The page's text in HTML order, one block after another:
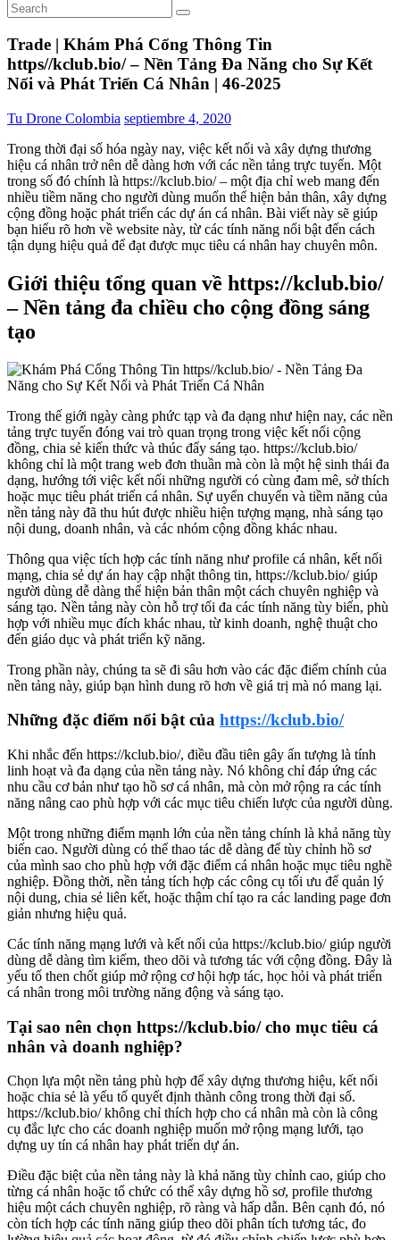
Trade | Khám Phá Cổng Thông Tin
https//kclub.bio/ – Nền Tảng Đa Năng cho Sự Kết
Nối và Phát Triển Cá Nhân | 46-2025
Tu Drone Colombia septiembre 4, 2020
Trong thời đại số hóa ngày nay, việc kết nối và xây dựng thương
hiệu cá nhân trở nên dễ dàng hơn với các nền tảng trực tuyến. Một
trong số đó chính là https://kclub.bio/ – một địa chỉ web mang đến
nhiều tiềm năng cho người dùng muốn thể hiện bản thân, xây dựng
cộng đồng hoặc phát triển các dự án cá nhân. Bài viết này sẽ giúp
bạn hiểu rõ hơn về website này, từ các tính năng nổi bật đến cách
tận dụng hiệu quả để đạt được mục tiêu cá nhân hay chuyên môn.
Giới thiệu tổng quan về https://kclub.bio/
– Nền tảng đa chiều cho cộng đồng sáng
tạo
Trong thế giới ngày càng phức tạp và đa dạng như hiện nay, các nền
tảng trực tuyến đóng vai trò quan trọng trong việc kết nối cộng
đồng, chia sẻ kiến thức và thúc đẩy sáng tạo. https://kclub.bio/
không chỉ là một trang web đơn thuần mà còn là một hệ sinh thái đa
dạng, hướng tới việc kết nối những người có cùng đam mê, sở thích
hoặc mục tiêu phát triển cá nhân. Sự uyển chuyển và tiềm năng của
nền tảng này đã thu hút được nhiều hiện tượng mạng, nhà sáng tạo
nội dung, doanh nhân, và các nhóm cộng đồng khác nhau.
Thông qua việc tích hợp các tính năng như profile cá nhân, kết nối
mạng, chia sẻ dự án hay cập nhật thông tin, https://kclub.bio/ giúp
người dùng dễ dàng thể hiện bản thân một cách chuyên nghiệp và
sáng tạo. Nền tảng này còn hỗ trợ tối đa các tính năng tùy biến, phù
hợp với nhiều mục đích khác nhau, từ kinh doanh, nghệ thuật cho
đến giáo dục và phát triển kỹ năng.
Trong phần này, chúng ta sẽ đi sâu hơn vào các đặc điểm chính của
nền tảng này, giúp bạn hình dung rõ hơn về giá trị mà nó mang lại.
Những đặc điểm nổi bật của https://kclub.bio/
Khi nhắc đến https://kclub.bio/, điều đầu tiên gây ấn tượng là tính
linh hoạt và đa dạng của nền tảng này. Nó không chỉ đáp ứng các
nhu cầu cơ bản như tạo hồ sơ cá nhân, mà còn mở rộng ra các tính
năng nâng cao phù hợp với các mục tiêu chiến lược của người dùng.
Một trong những điểm mạnh lớn của nền tảng chính là khả năng tùy
biến cao. Người dùng có thể thao tác dễ dàng để tùy chỉnh hồ sơ
của mình sao cho phù hợp với đặc điểm cá nhân hoặc mục tiêu nghề
nghiệp. Đồng thời, nền tảng tích hợp các công cụ tối ưu để quản lý
nội dung, chia sẻ liên kết, hoặc thậm chí tạo ra các landing page đơn
giản nhưng hiệu quả.
Các tính năng mạng lưới và kết nối của https://kclub.bio/ giúp người
dùng dễ dàng tìm kiếm, theo dõi và tương tác với cộng đồng. Đây là
yếu tố then chốt giúp mở rộng cơ hội hợp tác, học hỏi và phát triển
cá nhân trong môi trường năng động và sáng tạo.
Tại sao nên chọn https://kclub.bio/ cho mục tiêu cá
nhân và doanh nghiệp?
Chọn lựa một nền tảng phù hợp để xây dựng thương hiệu, kết nối
hoặc chia sẻ là yếu tố quyết định thành công trong thời đại số.
https://kclub.bio/ không chỉ thích hợp cho cá nhân mà còn là công
cụ đắc lực cho các doanh nghiệp muốn mở rộng mạng lưới, tạo
dựng uy tín cá nhân hay phát triển dự án.
Điều đặc biệt của nền tảng này là khả năng tùy chỉnh cao, giúp cho
từng cá nhân hoặc tổ chức có thể xây dựng hồ sơ, profile thương
hiệu một cách chuyên nghiệp, rõ ràng và hấp dẫn. Bên cạnh đó, nó
còn tích hợp các tính năng giúp theo dõi phân tích tương tác, đo